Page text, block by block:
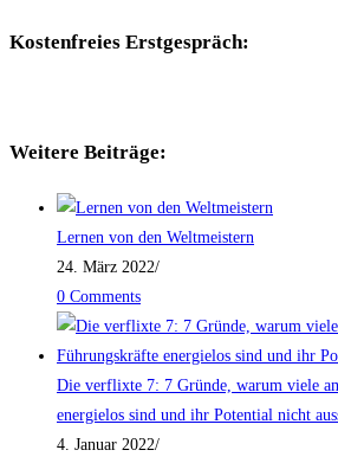
Kostenfreies Erstgespräch:
Weitere Beiträge:
Lernen von den Weltmeistern
24. März 2022/
0 Comments
Die verflixte 7: 7 Gründe, warum viele
energielos sind und ihr Potential nicht
4. Januar 2022/